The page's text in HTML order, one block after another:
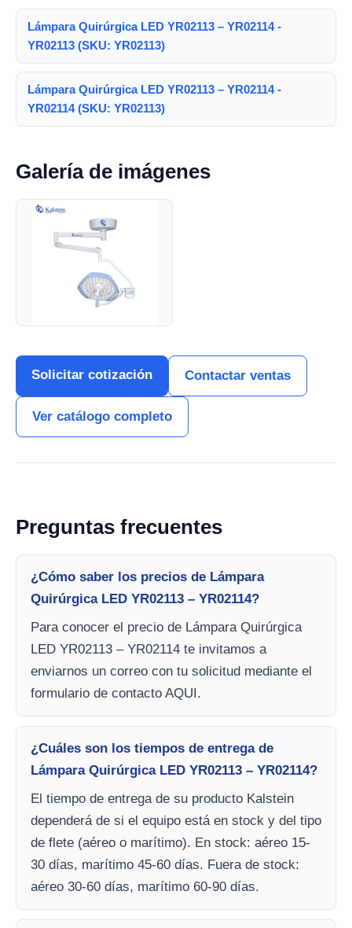
Lámpara Quirúrgica LED YR02113 – YR02114 -
YR02113 (SKU: YR02113)
Lámpara Quirúrgica LED YR02113 – YR02114 -
YR02114 (SKU: YR02113)
Galería de imágenes
Solicitar cotización Contactar ventas
Ver catálogo completo
Preguntas frecuentes
¿Cómo saber los precios de Lámpara
Quirúrgica LED YR02113 – YR02114?
Para conocer el precio de Lámpara Quirúrgica
LED YR02113 – YR02114 te invitamos a
enviarnos un correo con tu solicitud mediante el
formulario de contacto AQUI.
¿Cuáles son los tiempos de entrega de
Lámpara Quirúrgica LED YR02113 – YR02114?
El tiempo de entrega de su producto Kalstein
dependerá de si el equipo está en stock y del tipo
de flete (aéreo o marítimo). En stock: aéreo 15-
30 días, marítimo 45-60 días. Fuera de stock:
aéreo 30-60 días, marítimo 60-90 días.